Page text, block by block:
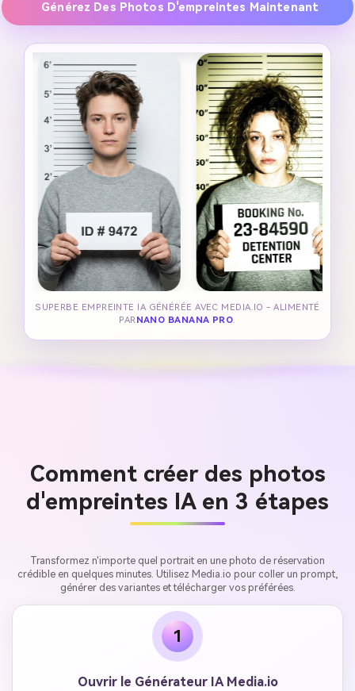
Générez Des Photos D'empreintes Maintenant
SUPERBE EMPREINTE IA GÉNÉRÉE AVEC MEDIA.IO - ALIMENTÉ
PAR NANO BANANA PRO.
Comment créer des photos
d'empreintes IA en 3 étapes
Transformez n'importe quel portrait en une photo de réservation
crédible en quelques minutes. Utilisez Media.io pour coller un prompt,
générer des variantes et télécharger vos préférées.
1
Ouvrir le Générateur IA Media.io